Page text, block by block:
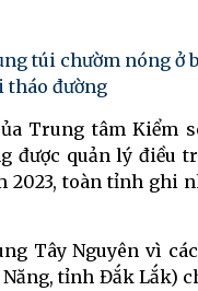
túi chườm nóng ở
tháo đường
Trung tâm Kiểm
được quản lý điều
toàn tỉnh ghi
Tây Nguyên vì
tỉnh Đắk Lắk)